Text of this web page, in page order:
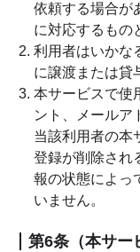
依頼する場合が
に対応するもの
利用者はいかな
に譲渡または貸
本サービスで使
ント、メールア
当該利用者の本
登録が削除され
報の状態によっ
いません。
第6条（本サー